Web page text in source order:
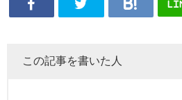
この記事を書いた人